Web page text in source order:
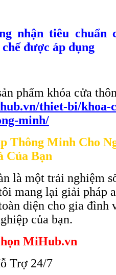
nhận tiêu chuẩn
được áp dụng
phẩm khóa cửa
thiet-bi/khoa-
minh/
Thông Minh Cho
Của Bạn
là một trải nghiệm
mang lại giải pháp
diện cho gia đình
của bạn.
MiHub.vn
Trợ 24/7